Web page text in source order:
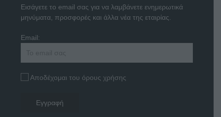
Εισάγετε το email σας για να λαμβάνετε ενημερωτικά
μηνύματα, προσφορές και άλλα νέα της εταιρίας.
Email:
Αποδέχομαι του όρους χρήσης